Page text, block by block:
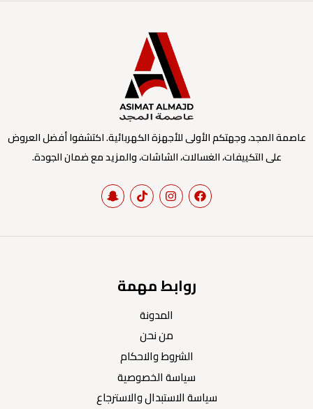
عاصمة المجد، وجهتكم الأولى للأجهزة الكهربائية. اكتشفوا أفضل العروض
على التكييفات، الغسالات، الشاشات، والمزيد مع ضمان الجودة.
روابط مهمة
المدونة
من نحن
الشروط والاحكام
سياسة الخصوصية
سياسة الاستبدال والاسترجاع